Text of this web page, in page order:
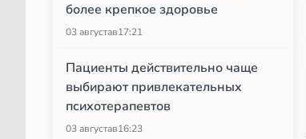
более крепкое здоровье
03 августав17:21
Пациенты действительно чаще
выбирают привлекательных
психотерапевтов
03 августав16:23